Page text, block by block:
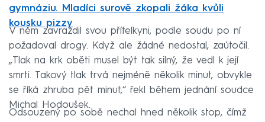
gymnáziu. Mladíci surově zkopali žáka kvůli
kousku pizzy
V něm zavraždil svou přítelkyni, podle soudu po ní
požadoval drogy. Když ale žádné nedostal, zaútočil.
„Tlak na krk oběti musel být tak silný, že vedl k její
smrti. Takový tlak trvá nejméně několik minut, obvykle
se říká zhruba pět minut,“ řekl během jednání soudce
Michal Hodoušek.
Odsouzený po sobě nechal hned několik stop, čímž